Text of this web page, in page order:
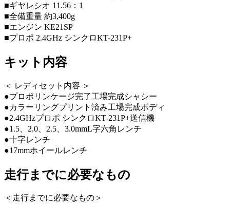
■ギヤレシオ 11.56：1
■全備重量 約3,400g
■エンジン KE21SP
■プロポ 2.4GHz シンクロKT-231P+
キット内容
＜ レディセット内容 ＞
●プロポリンケージ完了工場完成シャシー
●カラーリングプリント済み工場完成ボディ
●2.4GHzプロポ シンクロKT-231P+送信機
●1.5、2.0、2.5、3.0mmL字六角レンチ
●十字レンチ
●17mmホイールレンチ
走行までに必要なもの
＜走行までに必要なもの＞